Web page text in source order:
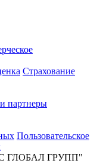
Страхование
партнеры
Пользовательское
ГЛОБАЛ ГРУПП"